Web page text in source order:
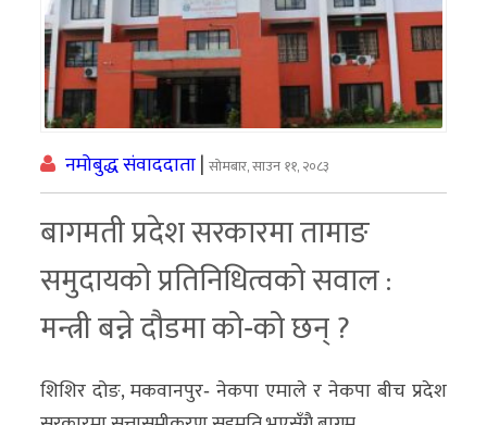
नमोबुद्ध संवाददाता|सोमबार, साउन ११, २०८३
बागमती प्रदेश सरकारमा तामाङ
समुदायको प्रतिनिधित्वको सवाल :
मन्त्री बन्ने दौडमा को‐को छन् ?
शिशिर दोङ, मकवानपुर‐ नेकपा एमाले र नेकपा बीच प्रदेश